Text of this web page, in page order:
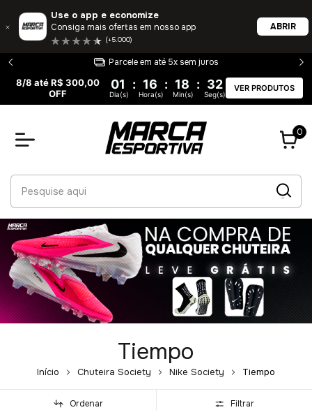
Use o app e economize
Consiga mais ofertas em nosso app
(+5.000)
ABRIR
Parcele em até 5x sem juros
8/8 até R$ 300,00
OFF
01 : 16 : 18 : 31
Dia(s) Hora(s) Min(s) Seg(s)
VER PRODUTOS
0
Tiempo
Início Chuteira Society Nike Society Tiempo
Ordenar Filtrar